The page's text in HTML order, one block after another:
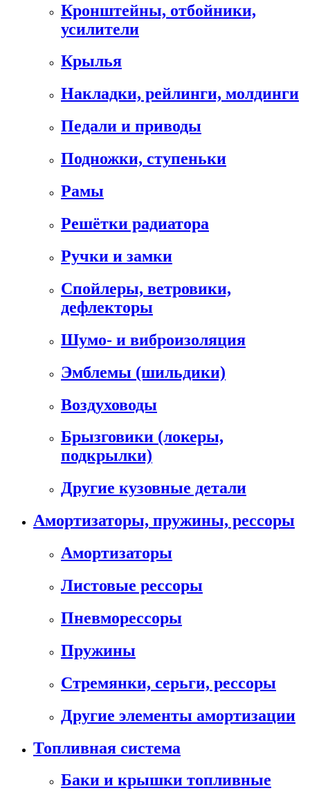
Кронштейны, отбойники,
усилители
Крылья
Накладки, рейлинги, молдинги
Педали и приводы
Подножки, ступеньки
Рамы
Решётки радиатора
Ручки и замки
Спойлеры, ветровики,
дефлекторы
Шумо- и виброизоляция
Эмблемы (шильдики)
Воздуховоды
Брызговики (локеры,
подкрылки)
Другие кузовные детали
Амортизаторы, пружины, рессоры
Амортизаторы
Листовые рессоры
Пневморессоры
Пружины
Стремянки, серьги, рессоры
Другие элементы амортизации
Топливная система
Баки и крышки топливные